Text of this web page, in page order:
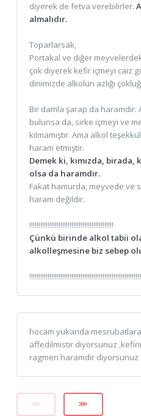
diyerek de fetva verebilirler.
almalıdır.
Toparlarsak,
Portakal ve diğer
çok diyerek kefir içmeyi caiz
dinimizde alkolün azlığı
Bir damla şarap da haramdır.
bulunsa da, sirke içmeyi ve
kılmamıştır. Ama alkol
haram etmiştir.
Demek ki, kımızda,
olsa da haramdır.
Fakat hamurda, meyvede ve
haram değildir.
!!!!!!!!!!!!!!!!!!!!!!!!!!!!!!!!!!!!!!!!!!!!!!
Çünkü birinde alkol tabii
alkolleşmesine biz sebep
hocam yukarida
affedilmistir diyorsunuz
ragmen haramdir diyorsunuz
⋘ ⋙